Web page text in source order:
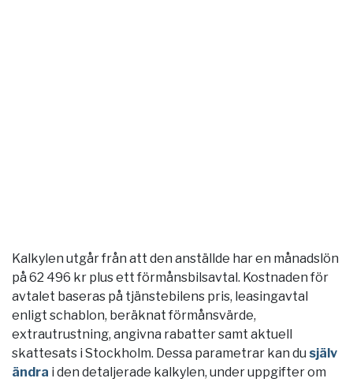
Kalkylen utgår från att den anställde har en månadslön
på 62 496 kr plus ett förmånsbilsavtal. Kostnaden för
avtalet baseras på tjänstebilens pris, leasingavtal
enligt schablon, beräknat förmånsvärde,
extrautrustning, angivna rabatter samt aktuell
skattesats i Stockholm. Dessa parametrar kan du själv
ändra i den detaljerade kalkylen, under uppgifter om